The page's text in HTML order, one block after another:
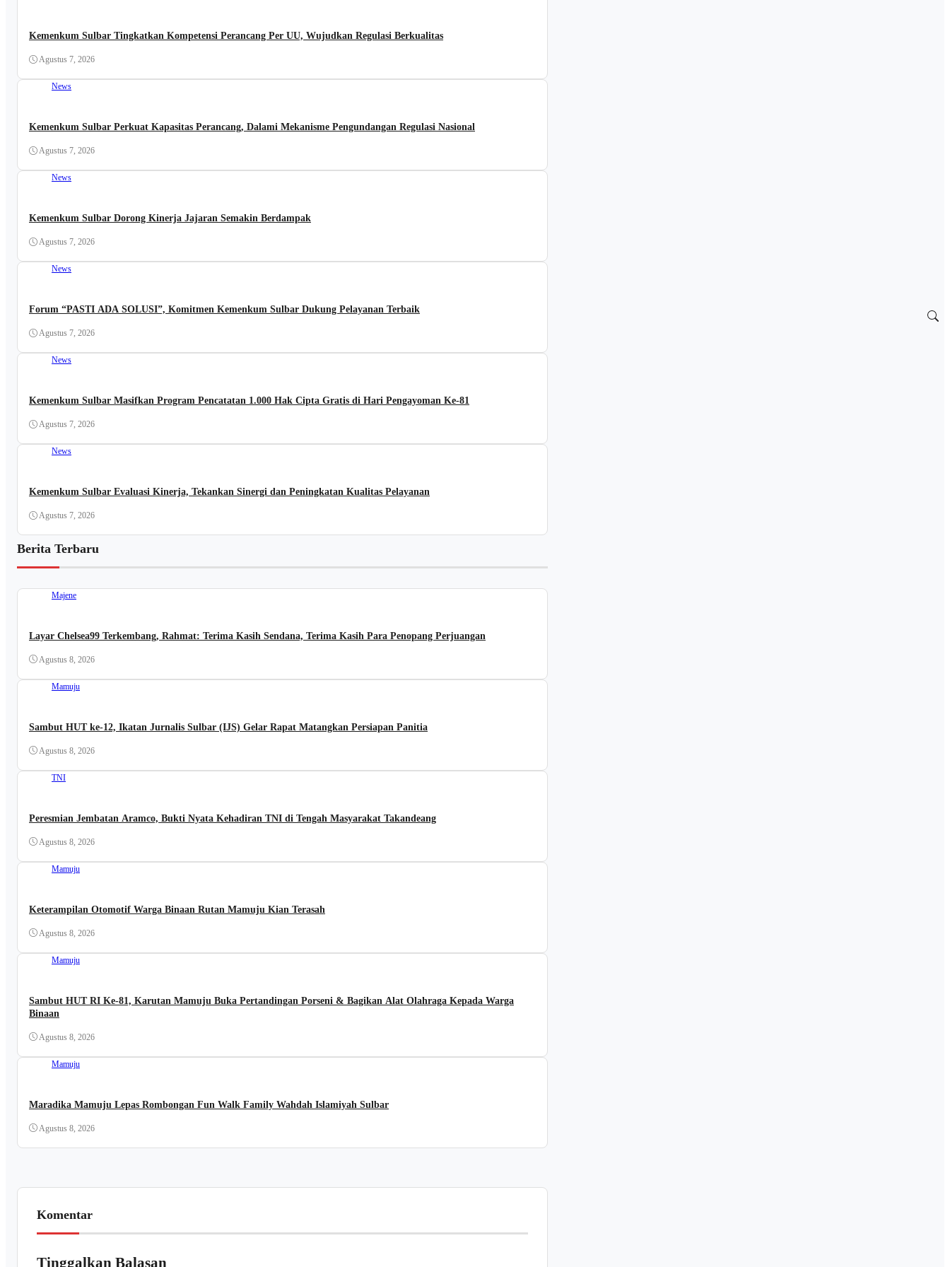
Kemenkum Sulbar Tingkatkan Kompetensi Perancang Per UU, Wujudkan Regulasi Berkualitas
Agustus 7, 2026
News
Kemenkum Sulbar Perkuat Kapasitas Perancang, Dalami Mekanisme Pengundangan Regulasi Nasional
Agustus 7, 2026
News
Kemenkum Sulbar Dorong Kinerja Jajaran Semakin Berdampak
Agustus 7, 2026
News
Forum “PASTI ADA SOLUSI”, Komitmen Kemenkum Sulbar Dukung Pelayanan Terbaik
Agustus 7, 2026
News
Kemenkum Sulbar Masifkan Program Pencatatan 1.000 Hak Cipta Gratis di Hari Pengayoman Ke-81
Agustus 7, 2026
News
Kemenkum Sulbar Evaluasi Kinerja, Tekankan Sinergi dan Peningkatan Kualitas Pelayanan
Agustus 7, 2026
Berita Terbaru
Majene
Layar Chelsea99 Terkembang, Rahmat: Terima Kasih Sendana, Terima Kasih Para Penopang Perjuangan
Agustus 8, 2026
Mamuju
Sambut HUT ke-12, Ikatan Jurnalis Sulbar (IJS) Gelar Rapat Matangkan Persiapan Panitia
Agustus 8, 2026
TNI
Peresmian Jembatan Aramco, Bukti Nyata Kehadiran TNI di Tengah Masyarakat Takandeang
Agustus 8, 2026
Mamuju
Keterampilan Otomotif Warga Binaan Rutan Mamuju Kian Terasah
Agustus 8, 2026
Mamuju
Sambut HUT RI Ke-81, Karutan Mamuju Buka Pertandingan Porseni & Bagikan Alat Olahraga Kepada Warga
Binaan
Agustus 8, 2026
Mamuju
Maradika Mamuju Lepas Rombongan Fun Walk Family Wahdah Islamiyah Sulbar
Agustus 8, 2026
Komentar
Tinggalkan Balasan